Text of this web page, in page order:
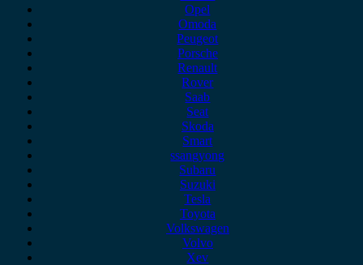
Opel
Omoda
Peugeot
Porsche
Renault
Rover
Saab
Seat
Skoda
Smart
ssangyong
Subaru
Suzuki
Tesla
Toyota
Volkswagen
Volvo
Xev